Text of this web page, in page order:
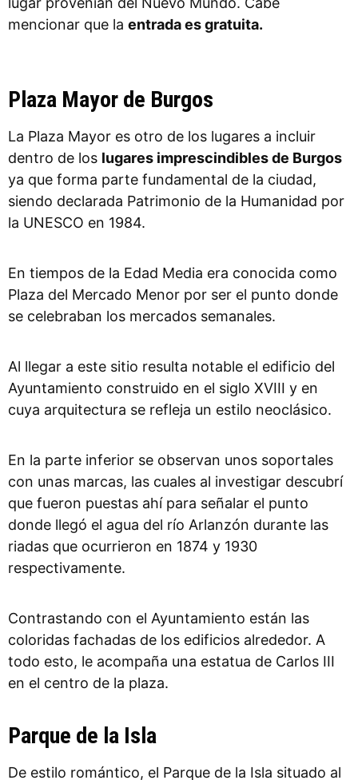
mencionar que la entrada es gratuita.
Plaza Mayor de Burgos
La Plaza Mayor es otro de los lugares a incluir
dentro de los lugares imprescindibles de Burgos
ya que forma parte fundamental de la ciudad,
siendo declarada Patrimonio de la Humanidad por
la UNESCO en 1984.
En tiempos de la Edad Media era conocida como
Plaza del Mercado Menor por ser el punto donde
se celebraban los mercados semanales.
Al llegar a este sitio resulta notable el edificio del
Ayuntamiento construido en el siglo XVIII y en
cuya arquitectura se refleja un estilo neoclásico.
En la parte inferior se observan unos soportales
con unas marcas, las cuales al investigar descubrí
que fueron puestas ahí para señalar el punto
donde llegó el agua del río Arlanzón durante las
riadas que ocurrieron en 1874 y 1930
respectivamente.
Contrastando con el Ayuntamiento están las
coloridas fachadas de los edificios alrededor. A
todo esto, le acompaña una estatua de Carlos III
en el centro de la plaza.
Parque de la Isla
De estilo romántico, el Parque de la Isla situado al